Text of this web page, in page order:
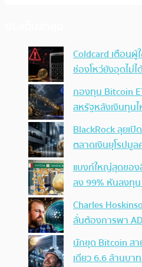
Coldcard เตือน
ช่องโหว่ยังอุดไม่ไ
กองทุน Bitcoin
สหรัฐหลังเงินทุน
BlackRock ลุยเ
ตลาดเงินยุโรปมู
แบงก์ใหญ่สุดของ
ลง 99% หันลงทุน
Charles
ลั่นต้องการพา
นักขุด Bitcoin ส
เดียว 6.6 ล้านบา